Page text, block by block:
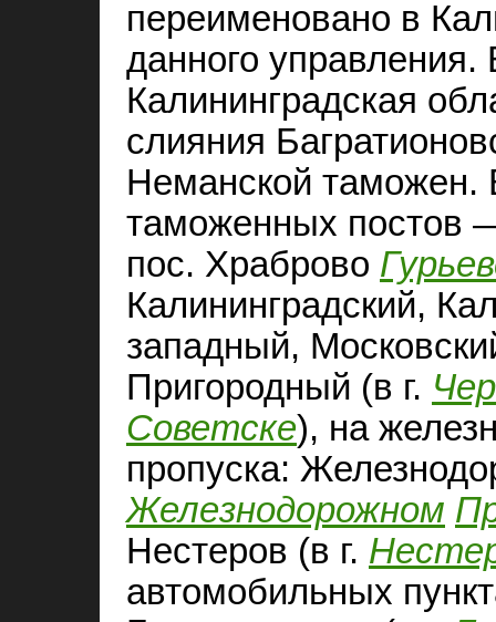
переименовано в
данного
Калининградская
слияния
Неманской таможен.
таможенных постов
пос. Храброво
Калининградский,
западный,
Пригородный (в г.
Советске), на
пропуска:
Железнодорожном
Нестеров (в г.
автомобильных